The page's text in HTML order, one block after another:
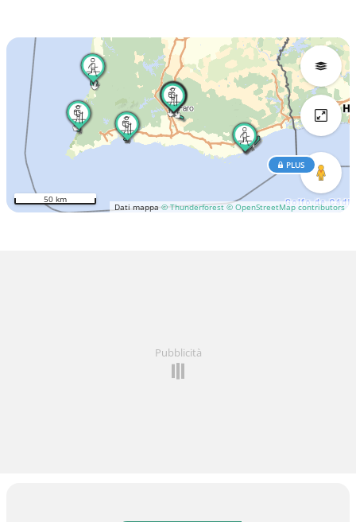
Dati mappa© Thunderforest © OpenStreetMap contributors
PLUS
50 km
Pubblicità